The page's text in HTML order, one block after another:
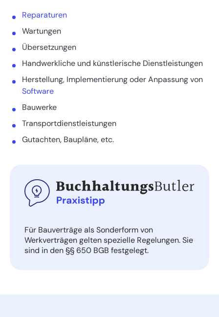
Reparaturen
Wartungen
Übersetzungen
Handwerkliche und künstlerische Dienstleistungen
Herstellung, Implementierung oder Anpassung von
Software
Bauwerke
Transportdienstleistungen
Gutachten, Baupläne, etc.
Für Bauverträge als Sonderform von
Werkverträgen gelten spezielle Regelungen. Sie
sind in den §§ 650 BGB festgelegt.